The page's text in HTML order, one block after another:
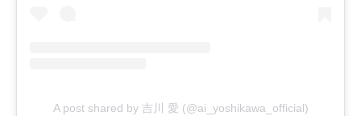
A post shared by 吉川 愛 (@ai_yoshikawa_official)